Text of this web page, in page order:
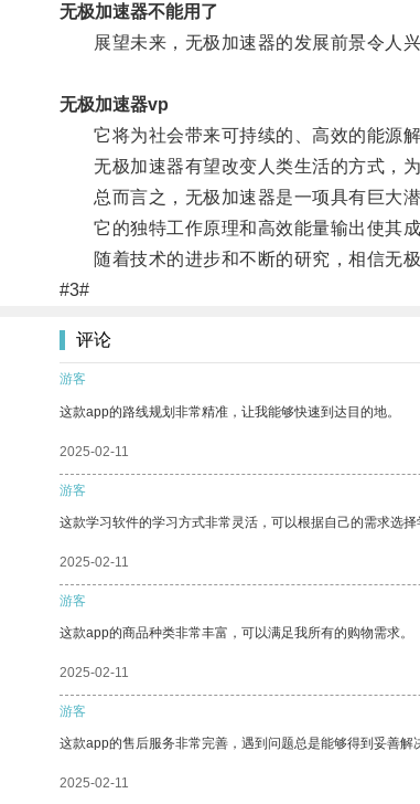
无极加速器不能用了
展望未来，无极加速器的发展前景令人兴
无极加速器vp
它将为社会带来可持续的、高效的能源解
无极加速器有望改变人类生活的方式，为
总而言之，无极加速器是一项具有巨大潜
它的独特工作原理和高效能量输出使其成
随着技术的进步和不断的研究，相信无极
#3#
评论
游客
这款app的路线规划非常精准，让我能够快速到达目的地。
2025-02-11
游客
这款学习软件的学习方式非常灵活，可以根据自己的需求选
2025-02-11
游客
这款app的商品种类非常丰富，可以满足我所有的购物需求。
2025-02-11
游客
这款app的售后服务非常完善，遇到问题总是能够得到妥善解
2025-02-11